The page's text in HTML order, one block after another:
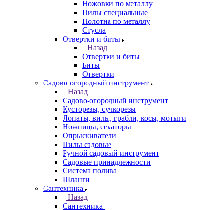
Ножовки по металлу
Пилы специальные
Полотна по металлу
Стусла
Отвертки и биты
Назад
Отвертки и биты
Биты
Отвертки
Садово-огородный инструмент
Назад
Садово-огородный инструмент
Кусторезы, сучкорезы
Лопаты, вилы, грабли, косы, мотыги
Ножницы, секаторы
Опрыскиватели
Пилы садовые
Ручной садовый инструмент
Садовые принадлежности
Система полива
Шланги
Сантехника
Назад
Сантехника